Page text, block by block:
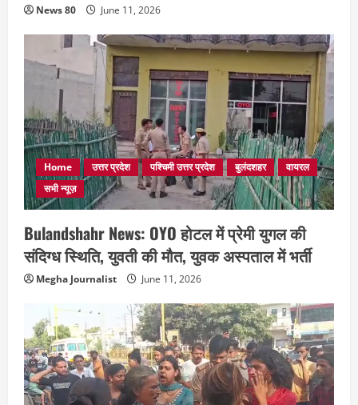
News 80 June 11, 2026
Home उत्तर प्रदेश पश्चिमी उत्तर प्रदेश बुलंदशहर
वायरल
सभी न्यूज़
Bulandshahr News: OYO होटल में प्रेमी युगल की
संदिग्ध स्थिति, युवती की मौत, युवक अस्पताल में भर्ती
Megha Journalist June 11, 2026